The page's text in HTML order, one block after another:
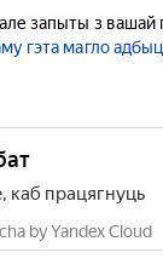
запыты з
гэта магло
каб працягнуць
by Yandex Cloud